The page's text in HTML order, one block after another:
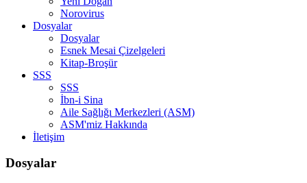
Norovirus
Dosyalar
Dosyalar
Esnek Mesai Çizelgeleri
Kitap-Broşür
SSS
SSS
İbn-i Sina
Aile Sağlığı Merkezleri (ASM)
ASM'miz Hakkında
İletişim
Dosyalar